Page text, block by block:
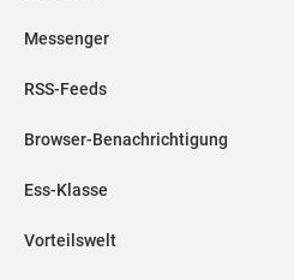
Messenger
RSS-Feeds
Browser-Benachrichtigung
Ess-Klasse
Vorteilswelt